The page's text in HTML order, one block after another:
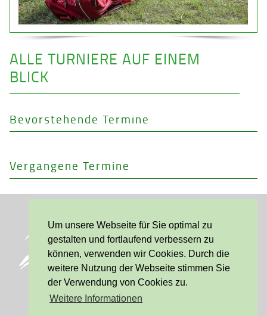
Um unsere Webseite für Sie optimal zu
gestalten und fortlaufend verbessern zu
können, verwenden wir Cookies. Durch die
weitere Nutzung der Webseite stimmen Sie
der Verwendung von Cookies zu.
Weitere Informationen
ALLE TURNIERE AUF EINEM
BLICK
Bevorstehende Termine
Vergangene Termine
Huckelrieder Weg 1
28201 Bremen
Telefon: 0421 / 52 09 845 (Büro)